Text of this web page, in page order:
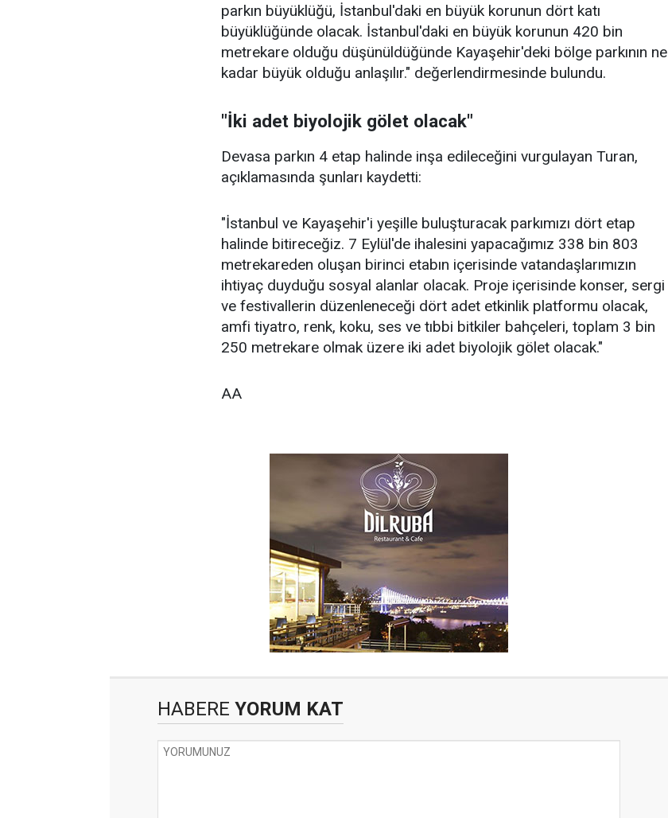
parkın büyüklüğü, İstanbul'daki en büyük korunun dört katı
büyüklüğünde olacak. İstanbul'daki en büyük korunun 420 bin
metrekare olduğu düşünüldüğünde Kayaşehir'deki bölge parkının ne
kadar büyük olduğu anlaşılır." değerlendirmesinde bulundu.
"İki adet biyolojik gölet olacak"
Devasa parkın 4 etap halinde inşa edileceğini vurgulayan Turan,
açıklamasında şunları kaydetti:
"İstanbul ve Kayaşehir'i yeşille buluşturacak parkımızı dört etap
halinde bitireceğiz. 7 Eylül'de ihalesini yapacağımız 338 bin 803
metrekareden oluşan birinci etabın içerisinde vatandaşlarımızın
ihtiyaç duyduğu sosyal alanlar olacak. Proje içerisinde konser, sergi
ve festivallerin düzenleneceği dört adet etkinlik platformu olacak,
amfi tiyatro, renk, koku, ses ve tıbbi bitkiler bahçeleri, toplam 3 bin
250 metrekare olmak üzere iki adet biyolojik gölet olacak."
AA
HABERE YORUM KAT